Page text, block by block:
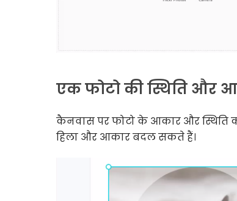
एक फोटो की स्थिति और
कैनवास पर फोटो के आकार और स्थिति
हिला और आकार बदल सकते हैं।